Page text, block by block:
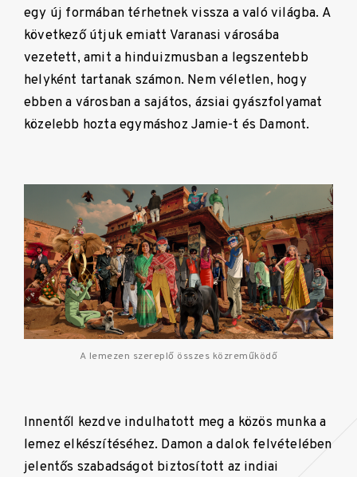
egy új formában térhetnek vissza a való világba. A
következő útjuk emiatt Varanasi városába
vezetett, amit a hinduizmusban a legszentebb
helyként tartanak számon. Nem véletlen, hogy
ebben a városban a sajátos, ázsiai gyászfolyamat
közelebb hozta egymáshoz Jamie-t és Damont.
A lemezen szereplő összes közreműködő
Innentől kezdve indulhatott meg a közös munka a
lemez elkészítéséhez. Damon a dalok felvételében
jelentős szabadságot biztosított az indiai